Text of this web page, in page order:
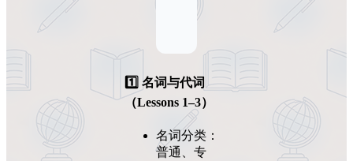
1️⃣ 名词与代词
（Lessons 1–3）
名词分类：
普通、专